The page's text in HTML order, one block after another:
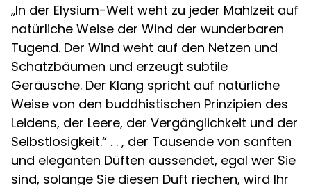
„In der Elysium-Welt weht zu jeder Mahlzeit auf
natürliche Weise der Wind der wunderbaren
Tugend. Der Wind weht auf den Netzen und
Schatzbäumen und erzeugt subtile
Geräusche. Der Klang spricht auf natürliche
Weise von den buddhistischen Prinzipien des
Leidens, der Leere, der Vergänglichkeit und der
Selbstlosigkeit.“ . . , der Tausende von sanften
und eleganten Düften aussendet, egal wer Sie
sind, solange Sie diesen Duft riechen, wird Ihr